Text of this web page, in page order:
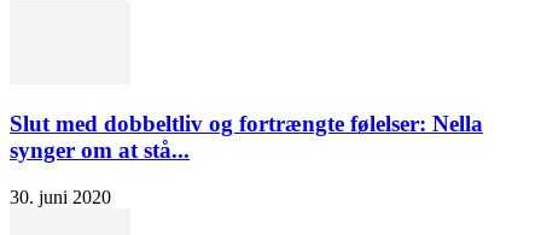
Slut med dobbeltliv og fortrængte følelser: Nella
synger om at stå...
30. juni 2020